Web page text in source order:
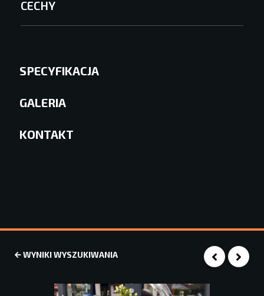
CECHY
SPECYFIKACJA
GALERIA
KONTAKT
WYNIKI WYSZUKIWANIA